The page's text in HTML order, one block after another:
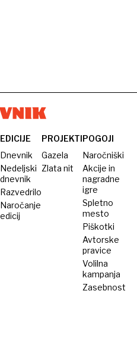
EDICIJE
Dnevnik
Nedeljski
dnevnik
Razvedrilo
Naročanje
edicij
PROJEKTI
Gazela
Zlata nit
POGOJI
Naročniški
Akcije in
nagradne
igre
Spletno
mesto
Piškotki
Avtorske
pravice
Volilna
kampanja
Zasebnost